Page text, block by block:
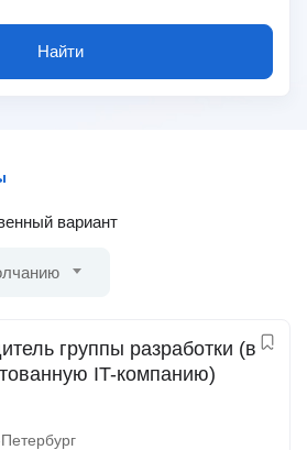
Найти
вариант
группы разработки (в
IT-компанию)